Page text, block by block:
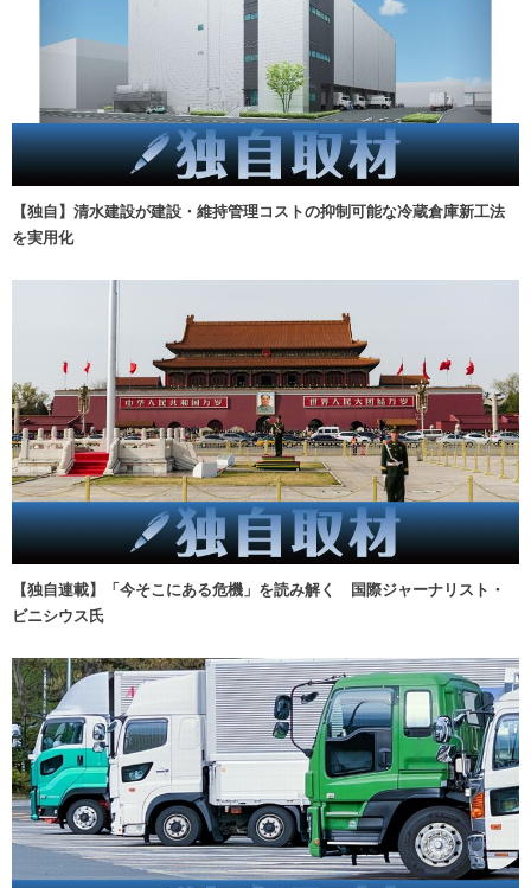
【独自】清水建設が建設・維持管理コストの抑制可能な冷蔵倉庫新工法
を実用化
【独自連載】「今そこにある危機」を読み解く 国際ジャーナリスト・
ビニシウス氏